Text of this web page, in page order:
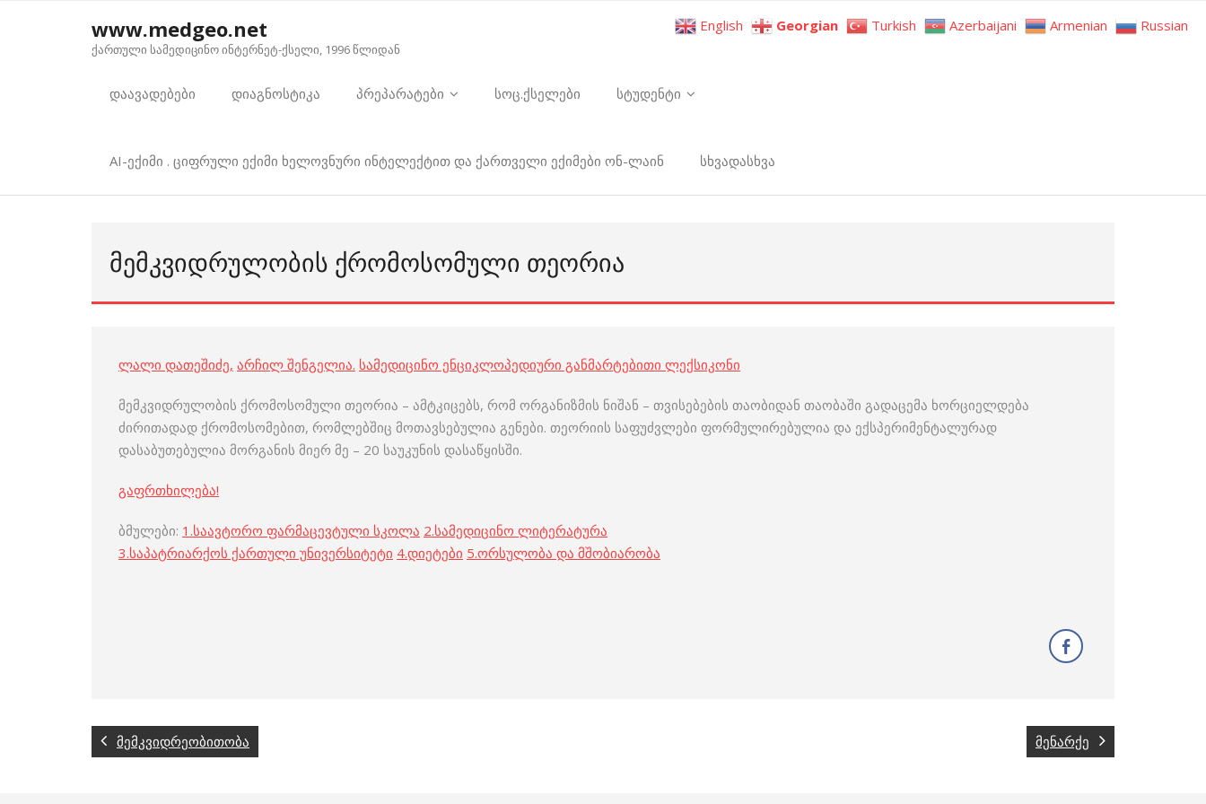
www.medgeo.net
ქართული სამედიცინო ინტერნეტ-ქსელი, 1996 წლიდან
დაავადებები დიაგნოსტიკა პრეპარატები სოც.ქსელები სტუდენტი
AI-ექიმი . ციფრული ექიმი ხელოვნური ინტელექტით და ქართველი ექიმები ონ-ლაინ სხვადასხვა
ᲛᲔᲛᲙᲕᲘᲓᲠᲣᲚᲝᲑᲘᲡ ᲥᲠᲝᲛᲝᲡᲝᲛᲣᲚᲘ ᲗᲔᲝᲠᲘᲐ
ლალი დათეშიძე, არჩილ შენგელია. სამედიცინო ენციკლოპედიური განმარტებითი ლექსიკონი
მემკვიდრულობის ქრომოსომული თეორია – ამტკიცებს, რომ ორგანიზმის ნიშან – თვისებების თაობიდან თაობაში გადაცემა ხორციელდება
ძირითადად ქრომოსომებით, რომლებშიც მოთავსებულია გენები. თეორიის საფუძვლები ფორმულირებულია და ექსპერიმენტალურად
დასაბუთებულია მორგანის მიერ მე – 20 საუკუნის დასაწყისში.
გაფრთხილება!
ბმულები: 1.საავტორო ფარმაცევტული სკოლა 2.სამედიცინო ლიტერატურა
3.საპატრიარქოს ქართული უნივერსიტეტი 4.დიეტები 5.ორსულობა და მშობიარობა
მემკვიდრეობითობა მენარქე
English Georgian Turkish Azerbaijani Armenian Russian